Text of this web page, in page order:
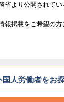
省より公開されて
報掲載をご希望の方
国人労働者をお